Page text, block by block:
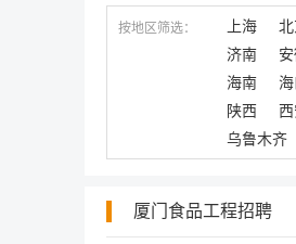
按地区筛选： 上海
济南
海南
陕西
乌鲁木齐
厦门食品工程招聘